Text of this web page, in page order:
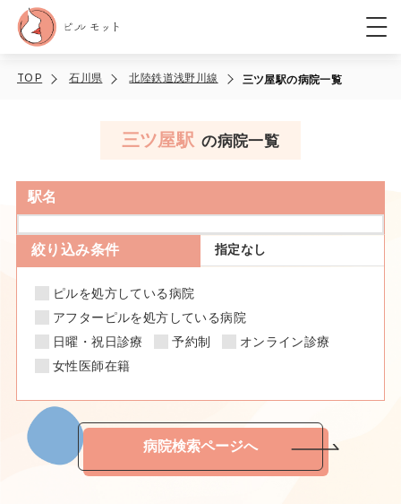
TOP 石川県 北陸鉄道浅野川線 三ツ屋駅の病院一覧
三ツ屋駅 の病院一覧
駅名
絞り込み条件 指定なし
ピルを処方している病院
アフターピルを処方している病院
日曜・祝日診療
予約制
オンライン診療
女性医師在籍
病院検索ページへ